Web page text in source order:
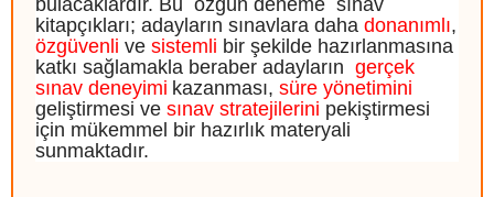
kitapçıkları; adayların sınavlara daha donanımlı,
özgüvenli ve sistemli bir şekilde hazırlanmasına
katkı sağlamakla beraber adayların gerçek
sınav deneyimi kazanması, süre yönetimini
geliştirmesi ve sınav stratejilerini pekiştirmesi
için mükemmel bir hazırlık materyali
sunmaktadır.